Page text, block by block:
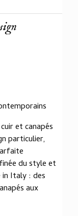
et canapés
particulier,
du style et
in Italy : des
aux